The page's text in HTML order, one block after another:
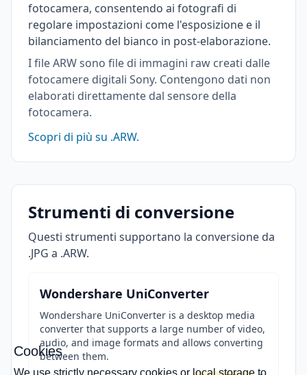
fotocamera, consentendo ai fotografi di
regolare impostazioni come l'esposizione e il
bilanciamento del bianco in post-elaborazione.
I file ARW sono file di immagini raw creati dalle
fotocamere digitali Sony. Contengono dati non
elaborati direttamente dal sensore della
fotocamera.
Scopri di più su .ARW.
Strumenti di conversione
Questi strumenti supportano la conversione da
.JPG a .ARW.
Wondershare UniConverter
Wondershare UniConverter is a desktop media
converter that supports a large number of video,
audio, and image formats and allows converting
between them.
Cookies
We use strictly necessary cookies or local storage to